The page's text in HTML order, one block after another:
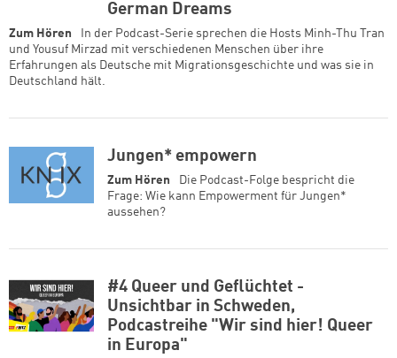
German Dreams
Zum Hören
In der Podcast-Serie sprechen die Hosts Minh-Thu Tran
und Yousuf Mirzad mit verschiedenen Menschen über ihre
Erfahrungen als Deutsche mit Migrationsgeschichte und was sie in
Deutschland hält.
Jungen* empowern
Zum Hören
Die Podcast-Folge bespricht die
Frage: Wie kann Empowerment für Jungen*
aussehen?
#4 Queer und Geflüchtet -
Unsichtbar in Schweden,
Podcastreihe "Wir sind hier! Queer
in Europa"